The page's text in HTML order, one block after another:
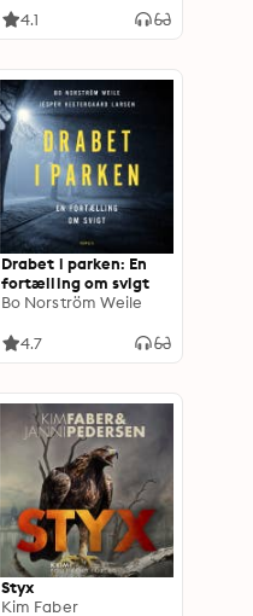
4.1
Drabet i parken: En
fortælling om svigt
Bo Norström Weile
4.7
Styx
Kim Faber